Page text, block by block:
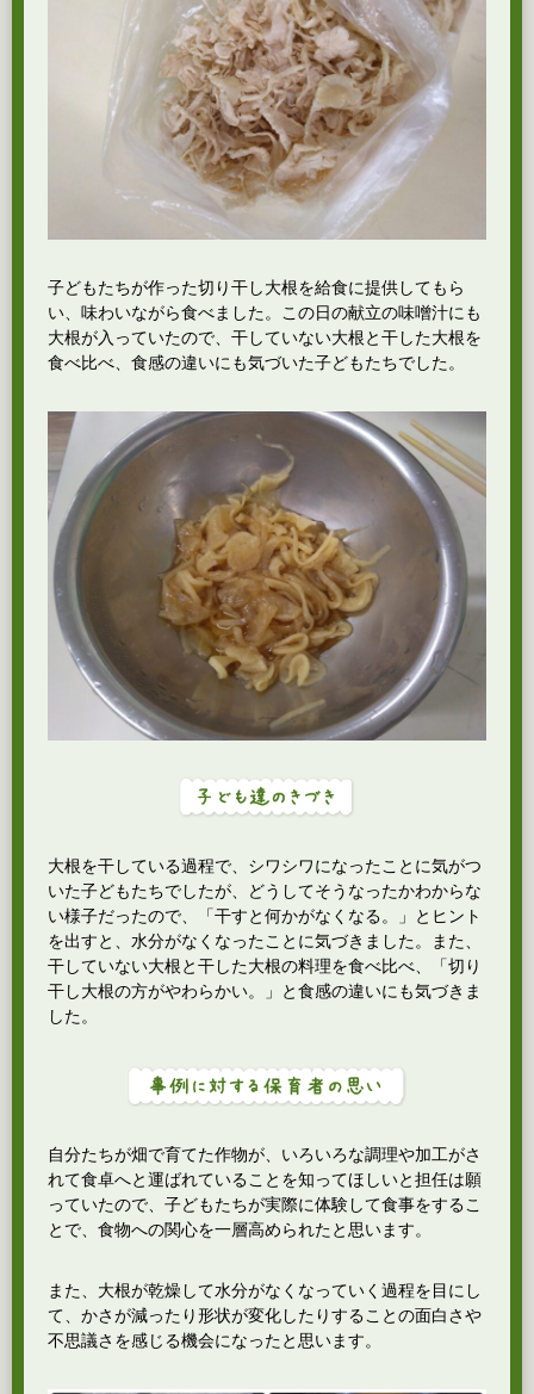
子どもたちが作った切り干し大根を給食に提供してもら
い、味わいながら食べました。この日の献立の味噌汁にも
大根が入っていたので、干していない大根と干した大根を
食べ比べ、食感の違いにも気づいた子どもたちでした。
大根を干している過程で、シワシワになったことに気がつ
いた子どもたちでしたが、どうしてそうなったかわからな
い様子だったので、「干すと何かがなくなる。」とヒント
を出すと、水分がなくなったことに気づきました。また、
干していない大根と干した大根の料理を食べ比べ、「切り
干し大根の方がやわらかい。」と食感の違いにも気づきま
した。
自分たちが畑で育てた作物が、いろいろな調理や加工がさ
れて食卓へと運ばれていることを知ってほしいと担任は願
っていたので、子どもたちが実際に体験して食事をするこ
とで、食物への関心を一層高められたと思います。
また、大根が乾燥して水分がなくなっていく過程を目にし
て、かさが減ったり形状が変化したりすることの面白さや
不思議さを感じる機会になったと思います。